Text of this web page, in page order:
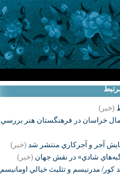
(خبر)
خراسان در فرهنگستان هنر بررسي
آجر و آجركاري منتشر شد (خبر)
شادي» در نقش جهان (خبر)
کور/ مدرنيسم و تثليث خيالي اومانيسم